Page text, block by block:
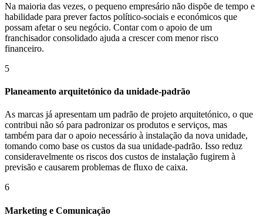
Na maioria das vezes, o pequeno empresário não dispõe de tempo e
habilidade para prever factos político-sociais e económicos que
possam afetar o seu negócio. Contar com o apoio de um
franchisador consolidado ajuda a crescer com menor risco
financeiro.
5
Planeamento arquitetónico da unidade-padrão
As marcas já apresentam um padrão de projeto arquitetónico, o que
contribui não só para padronizar os produtos e serviços, mas
também para dar o apoio necessário à instalação da nova unidade,
tomando como base os custos da sua unidade-padrão. Isso reduz
consideravelmente os riscos dos custos de instalação fugirem à
previsão e causarem problemas de fluxo de caixa.
6
Marketing e Comunicação